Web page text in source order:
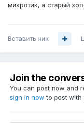
микротик, а старый
Вставить ник
Join the
You can post now and
sign in now to post with